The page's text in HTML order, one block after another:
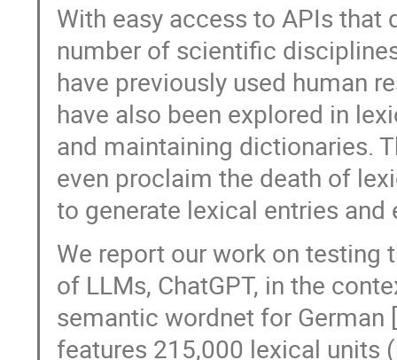
With easy access to APIs that
number of scientific
have previously used human
have also been explored in
and maintaining dictionaries.
even proclaim the death of
to generate lexical entries
We report our work on
of LLMs, ChatGPT, in the
semantic wordnet for German
features 215,000 lexical units